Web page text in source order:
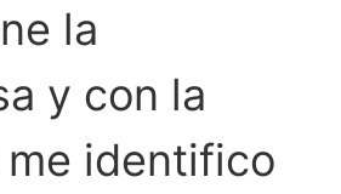
la
y con la
identifico